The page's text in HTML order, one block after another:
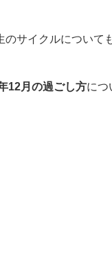
のサイクルについて
12月の過ごし方につ